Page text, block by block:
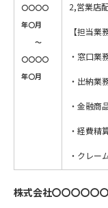
〇〇〇〇
年〇月
～
〇〇〇〇
年〇月
2,営業店
【担当業
・窓口業
・出納業
・金融商
・経費精
・クレー
株式会社〇〇〇〇〇